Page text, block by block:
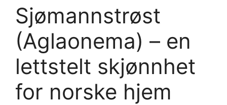
Sjømannstrøst
(Aglaonema) – en
lettstelt skjønnhet
for norske hjem